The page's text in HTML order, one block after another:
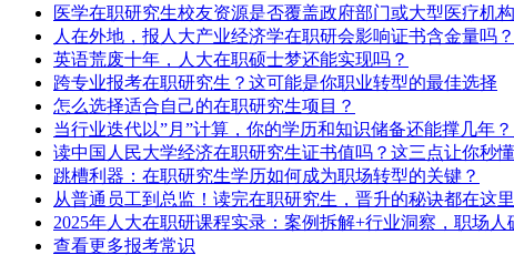
医学在职研究生校友资源是否覆盖政府部门或大型医疗机
人在外地，报人大产业经济学在职研会影响证书含金量吗？
英语荒废十年，人大在职硕士梦还能实现吗？
跨专业报考在职研究生？这可能是你职业转型的最佳选择
怎么选择适合自己的在职研究生项目？
当行业迭代以”月”计算，你的学历和知识储备还能撑几年
读中国人民大学经济在职研究生证书值吗？这三点让你秒懂
跳槽利器：在职研究生学历如何成为职场转型的关键？
从普通员工到总监！读完在职研究生，晋升的秘诀都在这里
2025年人大在职研课程实录：案例拆解+行业洞察，职场人
查看更多报考常识